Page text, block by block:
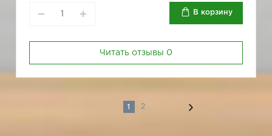
В корзину
Читать отзывы 0
1 2